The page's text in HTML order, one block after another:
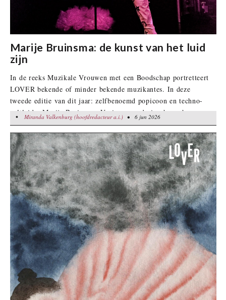
Marije Bruinsma: de kunst van het luid
zijn
In de reeks Muzikale Vrouwen met een Boodschap portretteert
LOVER bekende of minder bekende muzikantes. In deze
tweede editie van dit jaar: zelfbenoemd popicoon en techno-
cultleider Marije Bruinsma. Vorige maand ging haar show
‘Zelfverheerlijking op Topniveau’ in première:
“Bescheidenheid staat mij niet. En ik draag niks wat mij niet
goed staat."
Miranda Valkenburg (hoofdredacteur a.i.)• 6 jun 2026
•Miranda Valkenburg (hoofdredacteur a.i.) • 6 jun 2026